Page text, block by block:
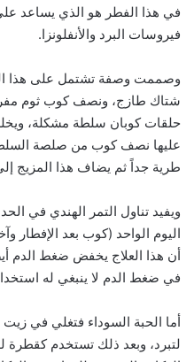
في هذا الفطر هو الذي يساعد
فيروسات البرد والأنفلونزا.
وصممت وصفة تشتمل على هذا
شتاك طازج، ونصف كوب ثوم
حلقات كوبان سلطة مشكلة،
عليها نصف كوب من صلصة
طرية جداً ثم يضاف هذا المزيج
ويفيد تناول التمر الهندي في
اليوم الواحد (كوب بعد الإفطار
أن هذا العلاج يخفض ضغط الدم
في ضغط الدم لا ينبغي له
أما الحبة السوداء فتغلي في
لتبرد، وبعد ذلك تستخدم